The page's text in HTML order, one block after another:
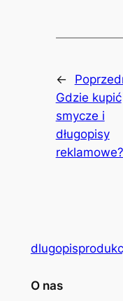
←
Gdzie kupić
smycze i
długopisy
reklamowe?
O nas